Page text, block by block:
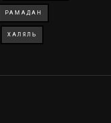
РАМАДАН
ХАЛЯЛЬ